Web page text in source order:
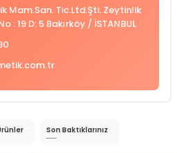
Mam.San. Tic.Ltd.Şti. Zeytinlik
: 19 D: 5 Bakırköy / İSTANBUL
Son Baktıklarınız